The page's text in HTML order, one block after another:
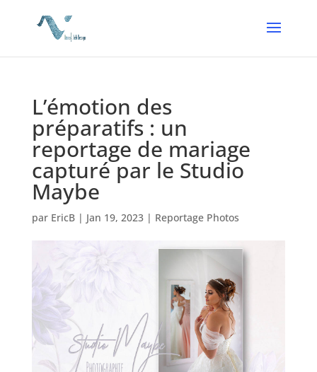
L’émotion des
préparatifs : un
reportage de mariage
capturé par le Studio
Maybe
par EricB| Jan 19, 2023| Reportage Photos